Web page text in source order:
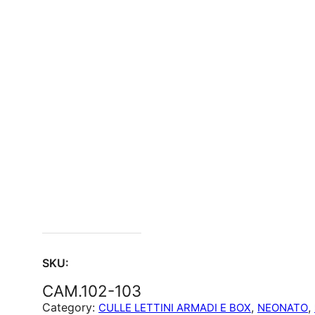
SKU:
CAM.102-103
Category: CULLE LETTINI ARMADI E BOX, NEONATO,